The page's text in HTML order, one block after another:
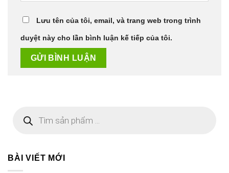
Lưu tên của tôi, email, và trang web trong trình
duyệt này cho lần bình luận kế tiếp của tôi.
kiếm
BÀI VIẾT MỚI